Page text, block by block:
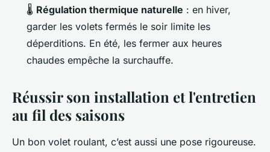
🌡️ Régulation thermique naturelle : en hiver,
garder les volets fermés le soir limite les
déperditions. En été, les fermer aux heures
chaudes empêche la surchauffe.
Réussir son installation et l'entretien
au fil des saisons
Un bon volet roulant, c’est aussi une pose rigoureuse.